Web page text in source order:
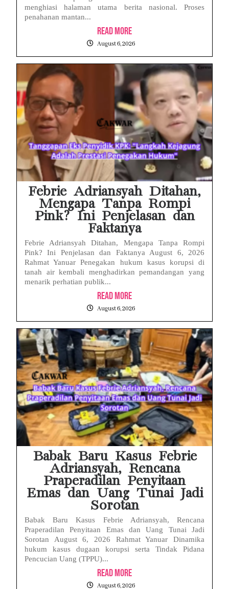
menghiasi halaman utama berita nasional. Proses
penahanan mantan...
Read More
August 6, 2026
Febrie Adriansyah Ditahan,
Mengapa Tanpa Rompi
Pink? Ini Penjelasan dan
Faktanya
Febrie Adriansyah Ditahan, Mengapa Tanpa Rompi
Pink? Ini Penjelasan dan Faktanya August 6, 2026
Rahmat Yanuar Penegakan hukum kasus korupsi di
tanah air kembali menghadirkan pemandangan yang
menarik perhatian publik...
Read More
August 6, 2026
Babak Baru Kasus Febrie
Adriansyah, Rencana
Praperadilan Penyitaan
Emas dan Uang Tunai Jadi
Sorotan
Babak Baru Kasus Febrie Adriansyah, Rencana
Praperadilan Penyitaan Emas dan Uang Tunai Jadi
Sorotan August 6, 2026 Rahmat Yanuar Dinamika
hukum kasus dugaan korupsi serta Tindak Pidana
Pencucian Uang (TPPU)...
Read More
August 6, 2026